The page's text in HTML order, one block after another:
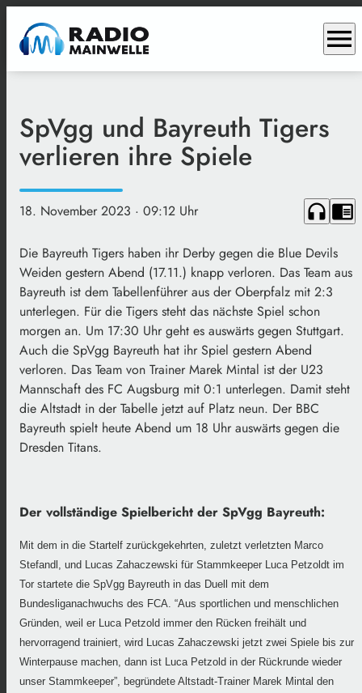
menu
SpVgg und Bayreuth Tigers
verlieren ihre Spiele
18. November 2023 · 09:12 Uhr headphones chrome_reader_mode
Die Bayreuth Tigers haben ihr Derby gegen die Blue Devils
Weiden gestern Abend (17.11.) knapp verloren. Das Team aus
Bayreuth ist dem Tabellenführer aus der Oberpfalz mit 2:3
unterlegen. Für die Tigers steht das nächste Spiel schon
morgen an. Um 17:30 Uhr geht es auswärts gegen Stuttgart.
Auch die SpVgg Bayreuth hat ihr Spiel gestern Abend
verloren. Das Team von Trainer Marek Mintal ist der U23
Mannschaft des FC Augsburg mit 0:1 unterlegen. Damit steht
die Altstadt in der Tabelle jetzt auf Platz neun. Der BBC
Bayreuth spielt heute Abend um 18 Uhr auswärts gegen die
Dresden Titans.
Der vollständige Spielbericht der SpVgg Bayreuth:
Mit dem in die Startelf zurückgekehrten, zuletzt verletzten Marco
Stefandl, und Lucas Zahaczewski für Stammkeeper Luca Petzoldt im
Tor startete die SpVgg Bayreuth in das Duell mit dem
Bundesliganachwuchs des FCA. “Aus sportlichen und menschlichen
Gründen, weil er Luca Petzold immer den Rücken freihält und
hervorragend trainiert, wird Lucas Zahaczewski jetzt zwei Spiele bis zur
Winterpause machen, dann ist Luca Petzold in der Rückrunde wieder
unser Stammkeeper”, begründete Altstadt-Trainer Marek Mintal den